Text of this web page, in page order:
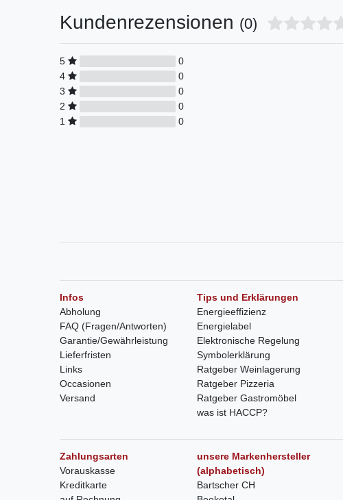
Kundenrezensionen (0)
5
0
4
0
3
0
2
0
1
0
Infos
Abholung
FAQ (Fragen/Antworten)
Garantie/Gewährleistung
Lieferfristen
Links
Occasionen
Versand
Tips und Erklärungen
Energieeffizienz
Energielabel
Elektronische Regelung
Symbolerklärung
Ratgeber Weinlagerung
Ratgeber Pizzeria
Ratgeber Gastromöbel
was ist HACCP?
Zahlungsarten
Vorauskasse
Kreditkarte
unsere Markenhersteller
(alphabetisch)
Bartscher CH